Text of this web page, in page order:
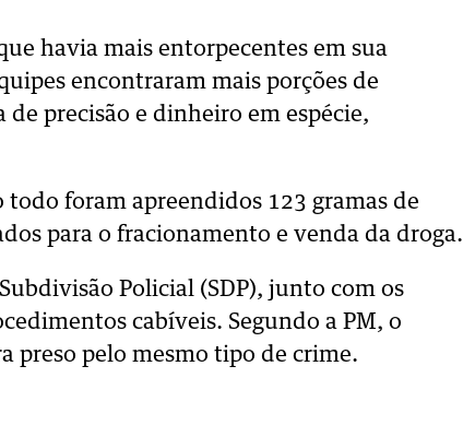
havia mais entorpecentes em sua
encontraram mais porções de
de precisão e dinheiro em espécie,
foram apreendidos 123 gramas de
para o fracionamento e venda da droga.
Policial (SDP), junto com os
cabíveis. Segundo a PM, o
preso pelo mesmo tipo de crime.